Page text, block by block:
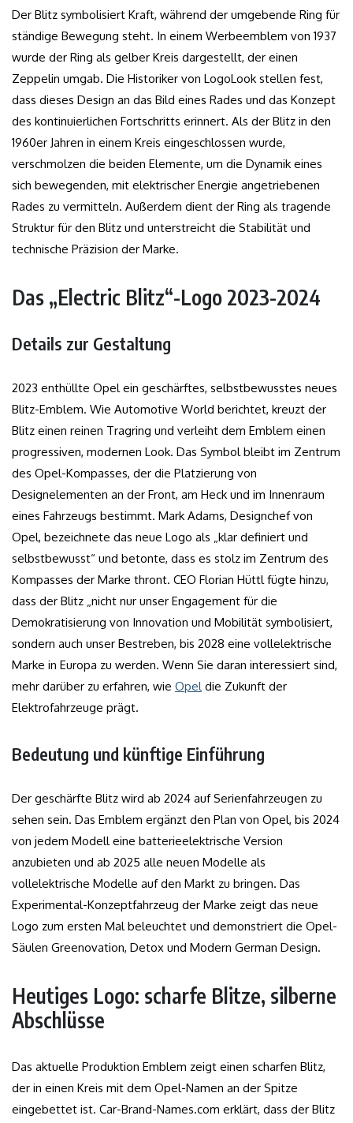
Der Blitz symbolisiert Kraft, während der umgebende Ring für
ständige Bewegung steht. In einem Werbeemblem von 1937
wurde der Ring als gelber Kreis dargestellt, der einen
Zeppelin umgab. Die Historiker von LogoLook stellen fest,
dass dieses Design an das Bild eines Rades und das Konzept
des kontinuierlichen Fortschritts erinnert. Als der Blitz in den
1960er Jahren in einem Kreis eingeschlossen wurde,
verschmolzen die beiden Elemente, um die Dynamik eines
sich bewegenden, mit elektrischer Energie angetriebenen
Rades zu vermitteln. Außerdem dient der Ring als tragende
Struktur für den Blitz und unterstreicht die Stabilität und
technische Präzision der Marke.
Das „Electric Blitz“-Logo 2023-2024
Details zur Gestaltung
2023 enthüllte Opel ein geschärftes, selbstbewusstes neues
Blitz-Emblem. Wie Automotive World berichtet, kreuzt der
Blitz einen reinen Tragring und verleiht dem Emblem einen
progressiven, modernen Look. Das Symbol bleibt im Zentrum
des Opel-Kompasses, der die Platzierung von
Designelementen an der Front, am Heck und im Innenraum
eines Fahrzeugs bestimmt. Mark Adams, Designchef von
Opel, bezeichnete das neue Logo als „klar definiert und
selbstbewusst“ und betonte, dass es stolz im Zentrum des
Kompasses der Marke thront. CEO Florian Hüttl fügte hinzu,
dass der Blitz „nicht nur unser Engagement für die
Demokratisierung von Innovation und Mobilität symbolisiert,
sondern auch unser Bestreben, bis 2028 eine vollelektrische
Marke in Europa zu werden. Wenn Sie daran interessiert sind,
mehr darüber zu erfahren, wie Opeldie Zukunft der
Elektrofahrzeuge prägt.
Bedeutung und künftige Einführung
Der geschärfte Blitz wird ab 2024 auf Serienfahrzeugen zu
sehen sein. Das Emblem ergänzt den Plan von Opel, bis 2024
von jedem Modell eine batterieelektrische Version
anzubieten und ab 2025 alle neuen Modelle als
vollelektrische Modelle auf den Markt zu bringen. Das
Experimental-Konzeptfahrzeug der Marke zeigt das neue
Logo zum ersten Mal beleuchtet und demonstriert die Opel-
Säulen Greenovation, Detox und Modern German Design.
Heutiges Logo: scharfe Blitze, silberne
Abschlüsse
Das aktuelle Produktion Emblem zeigt einen scharfen Blitz,
der in einen Kreis mit dem Opel-Namen an der Spitze
eingebettet ist. Car-Brand-Names.com erklärt, dass der Blitz